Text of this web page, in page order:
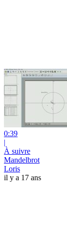
0:39
|
À suivre
Mandelbrot
Loris
il y a 17 ans